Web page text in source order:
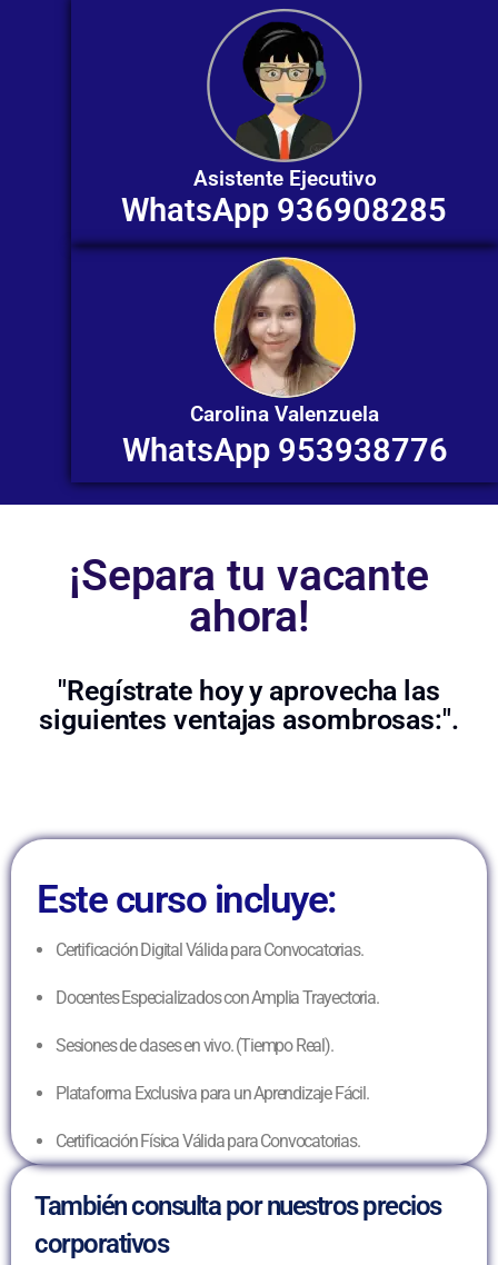
Asistente Ejecutivo
WhatsApp 936908285
Carolina Valenzuela
WhatsApp 953938776
¡Separa tu vacante
ahora!
"Regístrate hoy y aprovecha las
siguientes ventajas asombrosas:".
Este curso incluye:
Certificación Digital Válida para Convocatorias.
Docentes Especializados con Amplia Trayectoria.
Sesiones de clases en vivo. (Tiempo Real).
Plataforma Exclusiva para un Aprendizaje Fácil.
Certificación Física Válida para Convocatorias.
También consulta por nuestros precios
corporativos